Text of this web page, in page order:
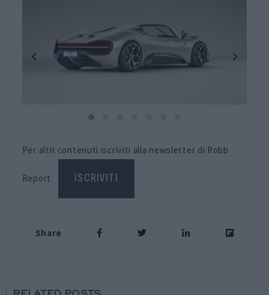
Per altri contenuti iscriviti alla newsletter di Robb
Report ISCRIVITI
Share